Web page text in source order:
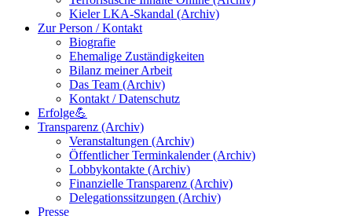
Kieler LKA-Skandal (Archiv)
Zur Person / Kontakt
Biografie
Ehemalige Zuständigkeiten
Bilanz meiner Arbeit
Das Team (Archiv)
Kontakt / Datenschutz
Erfolge💪
Transparenz (Archiv)
Veranstaltungen (Archiv)
Öffentlicher Terminkalender (Archiv)
Lobbykontakte (Archiv)
Finanzielle Transparenz (Archiv)
Delegationssitzungen (Archiv)
Presse